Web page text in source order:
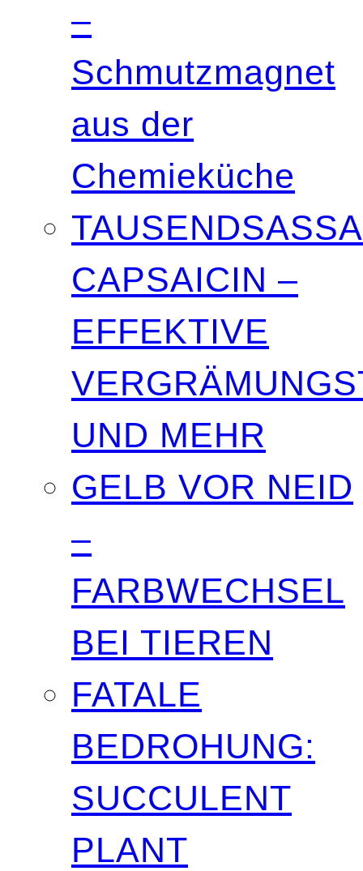
–
Schmutzmagnet
aus der
Chemieküche
TAUSENDSASSA
CAPSAICIN –
EFFEKTIVE
UND MEHR
GELB VOR NEID
–
FARBWECHSEL
BEI TIEREN
FATALE
BEDROHUNG:
SUCCULENT
PLANT